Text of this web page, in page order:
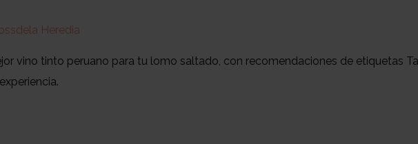
Heredia
vino tinto peruano para tu lomo saltado, con recomendaciones de etiquetas